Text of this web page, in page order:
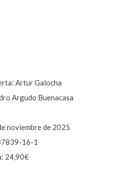
Artur Galocha
Argudo Buenacasa
noviembre de 2025
16-1
24,90€